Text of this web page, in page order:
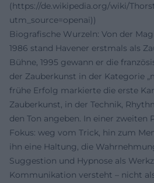
(https://de.wikipedia.org/wiki/
utm_source=openai))
Biografische Wurzeln: Von der
1986 stand Havener erstmals als
Bühne, 1995 gewann er die
der Zauberkunst in der Kategorie
frühe Erfolg markierte die erste
Zauberkunst, in der Technik,
den Ton angeben. In einer zweiten
Fokus: weg vom Trick, hin zum
ihn eine Haltung, die
Suggestion und Hypnose als
Kommunikation versteht – nicht